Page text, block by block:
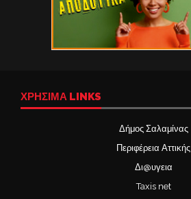
ΧΡΉΣΙΜΑ LINKS
Δήμος Σαλαμίνας
Περιφέρεια Αττικής
Δι@υγεια
Taxis net